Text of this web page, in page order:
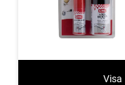
Visa